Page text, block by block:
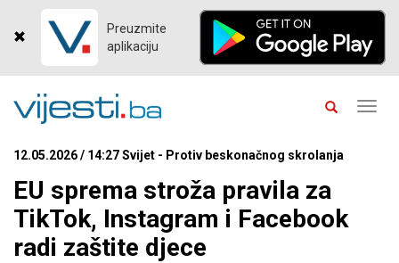
Preuzmite
aplikaciju
12.05.2026 / 14:27 Svijet - Protiv beskonačnog skrolanja
EU sprema stroža pravila za
TikTok, Instagram i Facebook
radi zaštite djece